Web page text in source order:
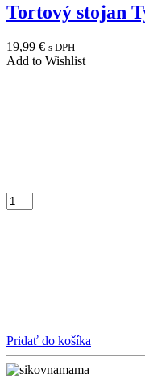
Tortový stojan
19,99 € s DPH
Add to Wishlist
Pridať do košíka